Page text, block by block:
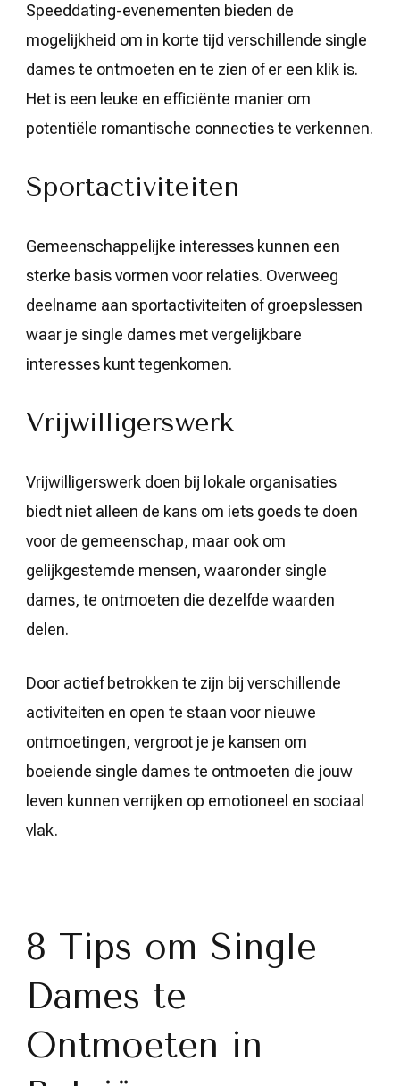
Speeddating-evenementen bieden de
mogelijkheid om in korte tijd verschillende single
dames te ontmoeten en te zien of er een klik is.
Het is een leuke en efficiënte manier om
potentiële romantische connecties te verkennen.
Sportactiviteiten
Gemeenschappelijke interesses kunnen een
sterke basis vormen voor relaties. Overweeg
deelname aan sportactiviteiten of groepslessen
waar je single dames met vergelijkbare
interesses kunt tegenkomen.
Vrijwilligerswerk
Vrijwilligerswerk doen bij lokale organisaties
biedt niet alleen de kans om iets goeds te doen
voor de gemeenschap, maar ook om
gelijkgestemde mensen, waaronder single
dames, te ontmoeten die dezelfde waarden
delen.
Door actief betrokken te zijn bij verschillende
activiteiten en open te staan voor nieuwe
ontmoetingen, vergroot je je kansen om
boeiende single dames te ontmoeten die jouw
leven kunnen verrijken op emotioneel en sociaal
vlak.
8 Tips om Single
Dames te
Ontmoeten in